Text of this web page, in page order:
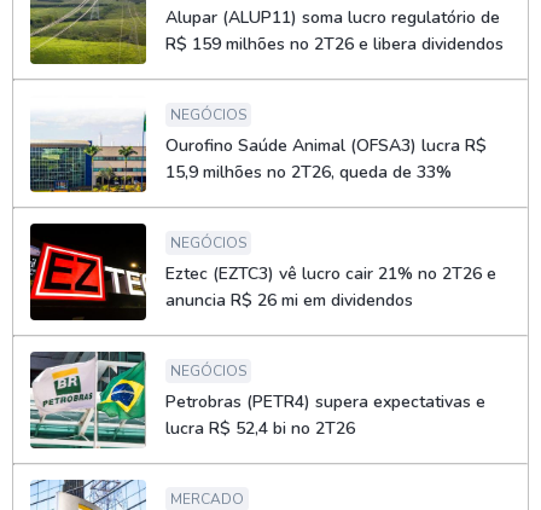
Alupar (ALUP11) soma lucro regulatório de
R$ 159 milhões no 2T26 e libera dividendos
NEGÓCIOS
Ourofino Saúde Animal (OFSA3) lucra R$
15,9 milhões no 2T26, queda de 33%
NEGÓCIOS
Eztec (EZTC3) vê lucro cair 21% no 2T26 e
anuncia R$ 26 mi em dividendos
NEGÓCIOS
Petrobras (PETR4) supera expectativas e
lucra R$ 52,4 bi no 2T26
MERCADO